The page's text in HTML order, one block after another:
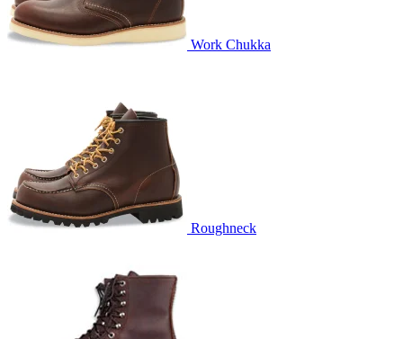
Work Chukka
Roughneck